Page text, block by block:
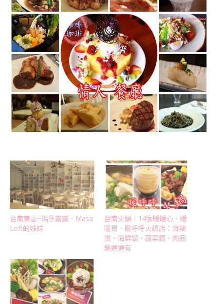
台南東區~瑪莎露露．Masa
Loft的姊妹
台南火鍋︱14家暖暖心、暖
暖胃、暖呼呼火鍋店：麻辣
燙、海鮮鍋、蔬菜鍋、肉品
鍋通通有